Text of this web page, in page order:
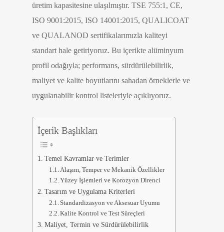
üretim kapasitesine ulaşılmıştır. TSE 755:1, CE,
ISO 9001:2015, ISO 14001:2015, QUALICOAT
ve QUALANOD sertifikalarımızla kaliteyi
standart hale getiriyoruz. Bu içerikte alüminyum
profil odağıyla; performans, sürdürülebilirlik,
maliyet ve kalite boyutlarını sahadan örneklerle ve
uygulanabilir kontrol listeleriyle açıklıyoruz.
İçerik Başlıkları
Temel Kavramlar ve Terimler
Alaşım, Temper ve Mekanik Özellikler
Yüzey İşlemleri ve Korozyon Direnci
Tasarım ve Uygulama Kriterleri
Standardizasyon ve Aksesuar Uyumu
Kalite Kontrol ve Test Süreçleri
Maliyet, Termin ve Sürdürülebilirlik